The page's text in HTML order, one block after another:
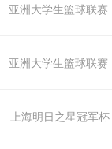
亚洲大学生篮球联赛
亚洲大学生篮球联赛
上海明日之星冠军杯